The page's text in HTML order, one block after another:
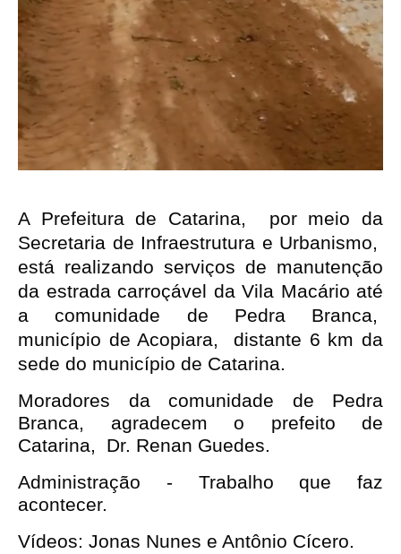
A Prefeitura de Catarina,  por meio da
Secretaria de Infraestrutura e Urbanismo,
está realizando serviços de manutenção
da estrada carroçável da Vila Macário até
a comunidade de Pedra Branca,
município de Acopiara,  distante 6 km da
sede do município de Catarina.
Moradores da comunidade de Pedra
Branca, agradecem o prefeito de
Catarina, Dr. Renan Guedes.
Administração - Trabalho que faz
acontecer.
Vídeos: Jonas Nunes e Antônio Cícero.